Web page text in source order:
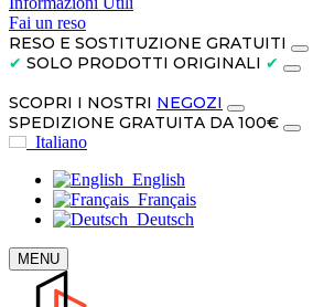
Fai un reso
RESO E SOSTITUZIONE GRATUITI
✔ SOLO PRODOTTI ORIGINALI ✔
SCOPRI I NOSTRI NEGOZI
SPEDIZIONE GRATUITA DA 100€
Italiano
English
Français
Deutsch
MENU